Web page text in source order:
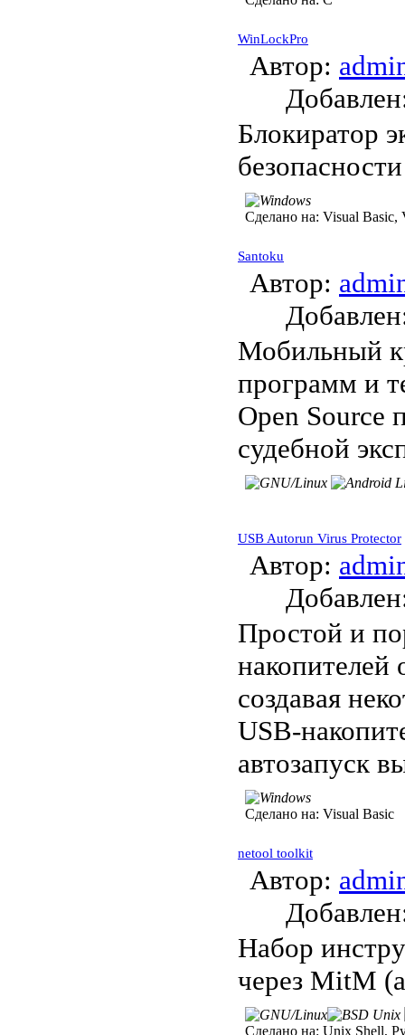
WinLockPro
Автор:
Блокиратор
Сделано на: Visual Basic,
Santoku
Автор:
Мобильный
программ и
Open Source
судебной
USB Autorun Virus Protector
Автор:
Простой и
накопителей
создавая
USB-
автозапуск
Сделано на: Visual Basic
netool toolkit
Автор:
Набор
через MitM
Сделано на: Unix Shell,